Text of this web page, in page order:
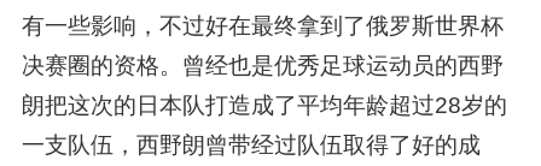
有一些影响，不过好在最终拿到了俄罗斯世界杯
决赛圈的资格。曾经也是优秀足球运动员的西野
朗把这次的日本队打造成了平均年龄超过28岁的
一支队伍，西野朗曾带经过队伍取得了好的成